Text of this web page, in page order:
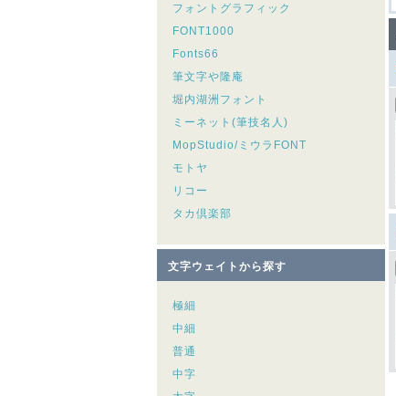
フォントグラフィック
FONT1000
Fonts66
筆文字や隆庵
堀内湖洲フォント
ミーネット(筆技名人)
MopStudio/ミウラFONT
モトヤ
リコー
タカ倶楽部
文字ウェイトから探す
極細
中細
普通
中字